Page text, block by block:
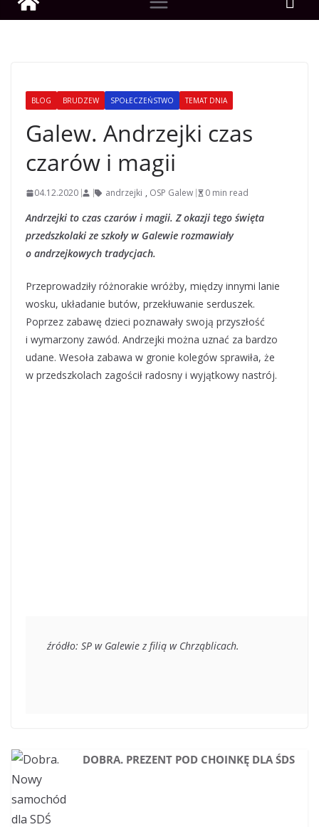
BLOG BRUDZEW SPOŁECZEŃSTWO TEMAT DNIA
Galew. Andrzejki czas
czarów i magii
04.12.2020 andrzejki , OSP Galew 0 min read
Andrzejki to czas czarów i magii. Z okazji tego święta
przedszkolaki ze szkoły w Galewie rozmawiały
o andrzejkowych tradycjach.
Przeprowadziły różnorakie wróżby, między innymi lanie
wosku, układanie butów, przekłuwanie serduszek.
Poprzez zabawę dzieci poznawały swoją przyszłość
i wymarzony zawód. Andrzejki można uznać za bardzo
udane. Wesoła zabawa w gronie kolegów sprawiła, że
w przedszkolach zagościł radosny i wyjątkowy nastrój.
źródło: SP w Galewie z filią w Chrząblicach.
DOBRA. PREZENT POD CHOINKĘ DLA ŚDS